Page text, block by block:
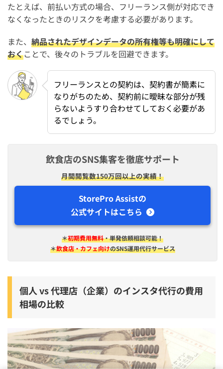
たとえば、前払い方式の場合、フリーランス側が対応でき
なくなったときのリスクを考慮する必要があります。
また、 納品されたデザインデータの所有権等も明確にして
おくことで、後々のトラブルを回避できます。
フリーランスとの契約は、契約書が簡素に
なりがちのため、契約前に曖昧な部分が残
らないようすり合わせてしておく必要があ
るでしょう。
飲食店のSNS集客を徹底サポート
月間閲覧数150万回以上の実績！
StorePro Assistの
公式サイトはこちら
＊初期費用無料・単発依頼相談可能！
＊飲食店・カフェ向けのSNS運用代行サービス
個人 vs 代理店（企業）のインスタ代行の費用
相場の比較